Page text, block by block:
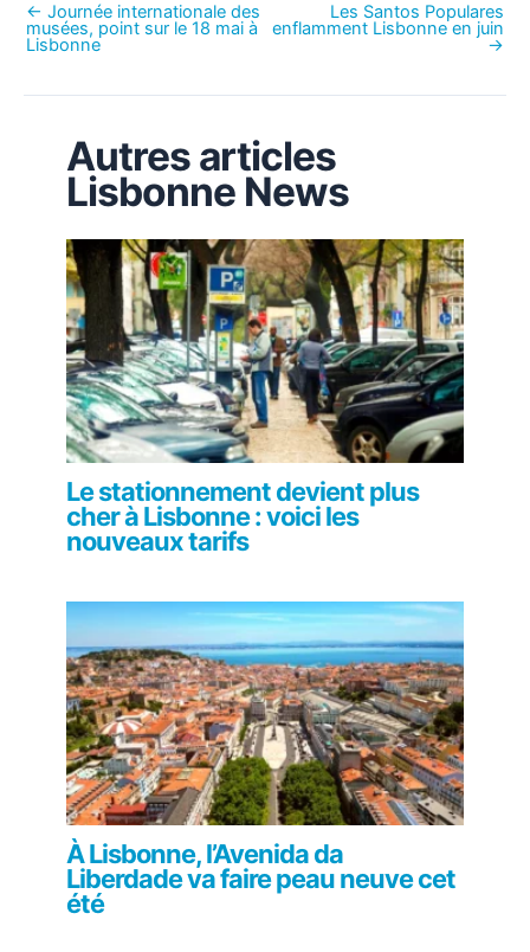
← Journée internationale des
musées, point sur le 18 mai à
Lisbonne
Les Santos Populares
enflamment Lisbonne en juin
→
Autres articles
Lisbonne News
Le stationnement devient plus
cher à Lisbonne : voici les
nouveaux tarifs
À Lisbonne, l’Avenida da
Liberdade va faire peau neuve cet
été